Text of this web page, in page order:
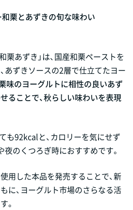
栗とあずきの旬な味わい
栗あずき」は、国産和栗ペーストを
あずきソースの2層で仕立てたヨー
味のヨーグルトに相性の良いあず
ることで、秋らしい味わいを表現
ても92kcalと、カロリーを気にせず
夜のくつろぎ時におすすめです。
用した本品を発売することで、新
に、ヨーグルト市場のさらなる活
。